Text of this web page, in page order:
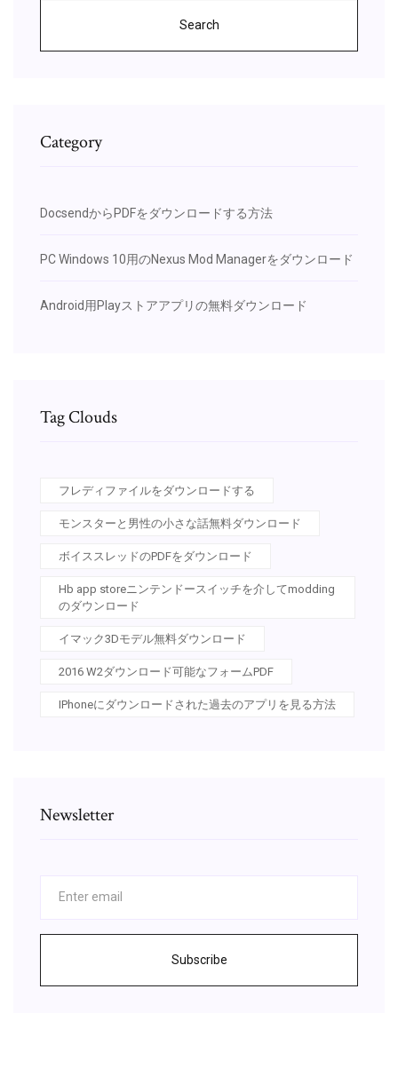
Search
Category
DocsendからPDFをダウンロードする方法
PC Windows 10用のNexus Mod Managerをダウンロード
Android用Playストアアプリの無料ダウンロード
Tag Clouds
フレディファイルをダウンロードする
モンスターと男性の小さな話無料ダウンロード
ボイススレッドのPDFをダウンロード
Hb app storeニンテンドースイッチを介してmodding
のダウンロード
イマック3Dモデル無料ダウンロード
2016 W2ダウンロード可能なフォームPDF
IPhoneにダウンロードされた過去のアプリを見る方法
Newsletter
Subscribe